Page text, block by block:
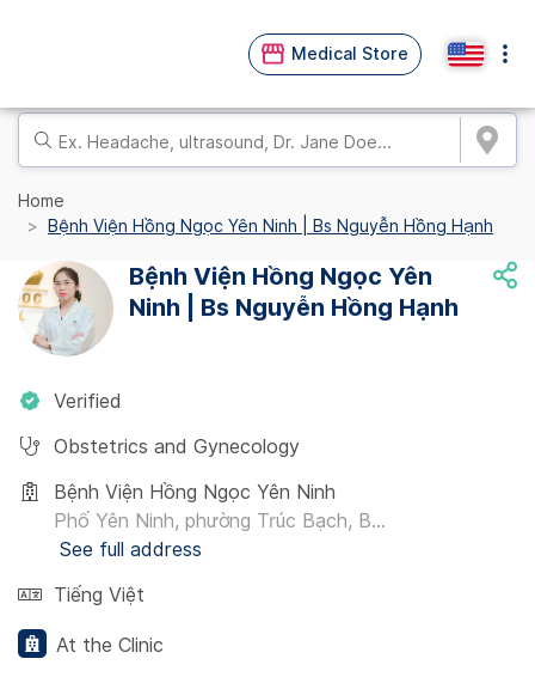
Medical Store
Home
Bệnh Viện Hồng Ngọc Yên Ninh | Bs Nguyễn Hồng Hạnh
Bệnh Viện Hồng Ngọc Yên
Ninh | Bs Nguyễn Hồng Hạnh
Verified
Obstetrics and Gynecology
Bệnh Viện Hồng Ngọc Yên Ninh
Phố Yên Ninh, phường Trúc Bạch, B...
See full address
Tiếng Việt
At the Clinic